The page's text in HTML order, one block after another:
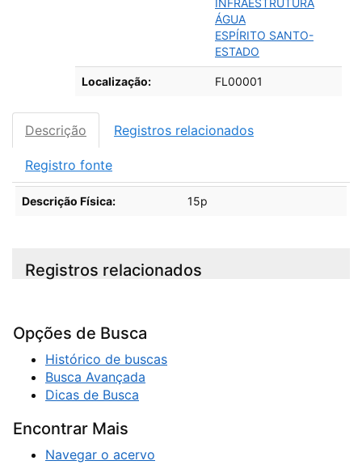
INFRAESTRUTURA
ÁGUA
ESPÍRITO SANTO-
ESTADO
Localização: FL00001
Descrição Registros relacionados
Registro fonte
Descrição
Descrição Física: 15p
Registros relacionados
Opções de Busca
Histórico de buscas
Busca Avançada
Dicas de Busca
Encontrar Mais
Navegar o acervo